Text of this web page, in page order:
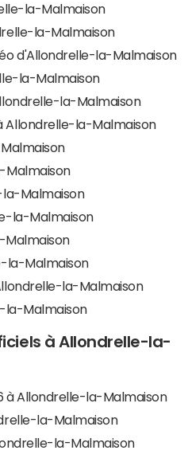
la-Malmaison
la-Malmaison
d'Allondrelle-la-Malmaison
la-Malmaison
la-Malmaison
Allondrelle-la-Malmaison
Malmaison
Malmaison
la-Malmaison
Malmaison
la-Malmaison
la-Malmaison
la-Malmaison
à Allondrelle-la-
à Allondrelle-la-Malmaison
la-Malmaison
la-Malmaison